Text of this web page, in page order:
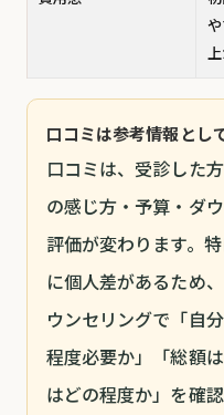
口コミは参考情報とし
口コミは、受診した
の感じ方・予算・ダ
評価が変わります。
に個人差があるため
ウンセリングで「自
程度必要か」「総額
はどの程度か」を確認